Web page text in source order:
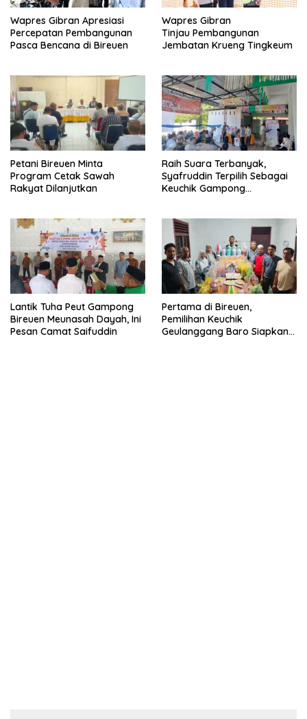
Wapres Gibran Apresiasi
Percepatan Pembangunan
Pasca Bencana di Bireuen
Wapres Gibran
Tinjau Pembangunan
Jembatan Krueng Tingkeum
Petani Bireuen Minta
Program Cetak Sawah
Rakyat Dilanjutkan
Raih Suara Terbanyak,
Syafruddin Terpilih Sebagai
Keuchik Gampong
Lantik Tuha Peut Gampong
Bireuen Meunasah Dayah, Ini
Pertama di Bireuen,
Pemilihan Keuchik
Geulanggang Baro Siapkan